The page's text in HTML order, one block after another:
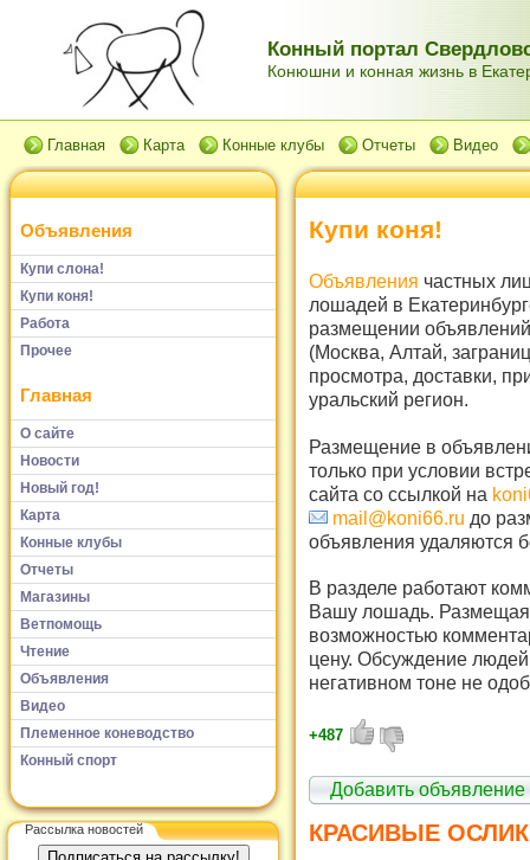
Конный портал
Конюшни и конная жизнь в
Главная Карта Конные клубы Отчеты Видео
Объявления
Купи слона!
Купи коня!
Работа
Прочее
Главная
О сайте
Новости
Новый год!
Карта
Конные клубы
Отчеты
Магазины
Ветпомощь
Чтение
Объявления
Видео
Племенное коневодство
Конный спорт
Рассылка новостей
Купи коня!
Объявления частных
лошадей в
размещении
(Москва, Алтай,
просмотра, доставки,
уральский регион.
Размещение в
только при условии
сайта со ссылкой на
mail@koni66.ru до
объявления удаляются
В разделе работают
Вашу лошадь. Размещая
возможностью
цену. Обсуждение
негативном тоне не
+487
Добавить объявление
КРАСИВЫЕ